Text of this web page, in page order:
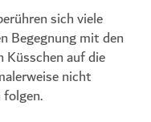
sich viele
Begegnung mit den
Küsschen auf die
nicht